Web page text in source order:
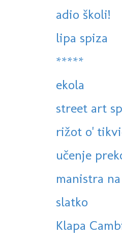
adio školi!
lipa spiza
*****
ekola
street art
rižot o'
učenje
manistra
slatko
Klapa